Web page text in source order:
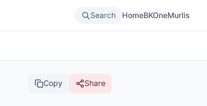
Search HomeBKOneMurlis
Copy Share